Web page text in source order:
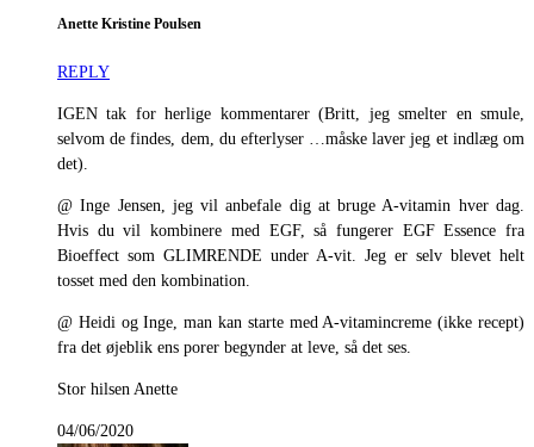
Anette Kristine Poulsen
REPLY
IGEN tak for herlige kommentarer (Britt, jeg smelter en smule,
selvom de findes, dem, du efterlyser …måske laver jeg et indlæg om
det).
@ Inge Jensen, jeg vil anbefale dig at bruge A-vitamin hver dag.
Hvis du vil kombinere med EGF, så fungerer EGF Essence fra
Bioeffect som GLIMRENDE under A-vit. Jeg er selv blevet helt
tosset med den kombination.
@ Heidi og Inge, man kan starte med A-vitamincreme (ikke recept)
fra det øjeblik ens porer begynder at leve, så det ses.
Stor hilsen Anette
04/06/2020